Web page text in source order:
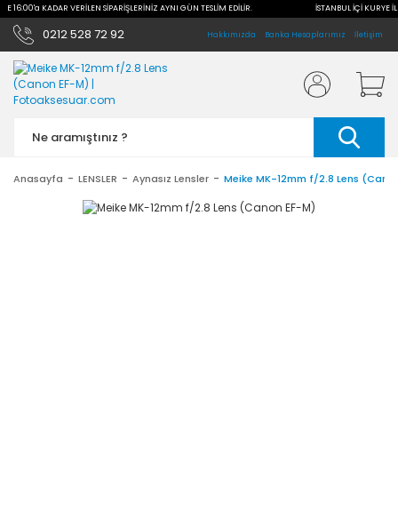
16:00'a KADAR VERİLEN SİPARİŞLERİNİZ AYNI GÜN TESLİM EDİLİR. İSTANBUL İÇİ KURYE
0212 528 72 92 Hakkımızda Banka Hesaplarımız İletişim
Anasayfa LENSLER Aynasız Lensler Meike MK-12mm f/2.8 Lens